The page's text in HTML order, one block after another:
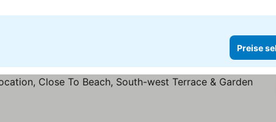
Preise